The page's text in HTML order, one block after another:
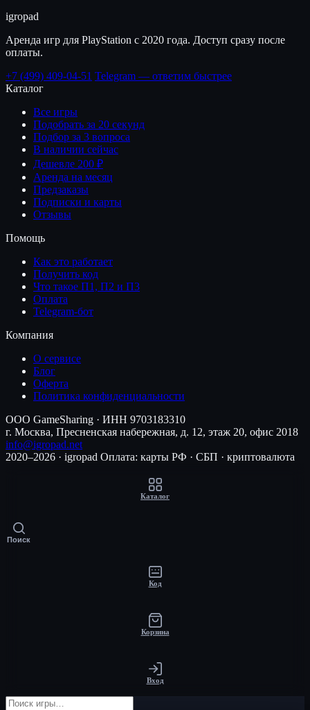
igropad
Аренда игр для PlayStation с 2020 года. Доступ сразу после
оплаты.
+7 (499) 409-04-51 Telegram — ответим быстрее
Каталог
Все игры
Подобрать за 20 секунд
Подбор за 3 вопроса
В наличии сейчас
Дешевле 200 ₽
Аренда на месяц
Предзаказы
Подписки и карты
Отзывы
Помощь
Как это работает
Получить код
Что такое П1, П2 и П3
Оплата
Telegram-бот
Компания
О сервисе
Блог
Оферта
Политика конфиденциальности
ООО GameSharing · ИНН 9703183310
г. Москва, Пресненская набережная, д. 12, этаж 20, офис 2018
info@igropad.net
2020–2026 · igropad Оплата: карты РФ · СБП · криптовалюта
Каталог
Поиск
Код
Корзина
Вход